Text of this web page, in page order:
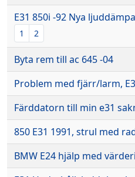
E31 850i -92 Nya
1 2
Byta rem till ac 645 -04
Problem med fjärr/larm,
Färddatorn till min e31
850 E31 1991, strul med
BMW E24 hjälp med